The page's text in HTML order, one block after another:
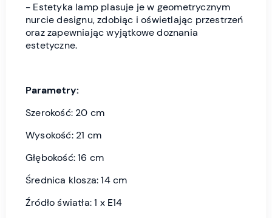
- Estetyka lamp plasuje je w geometrycznym
nurcie designu, zdobiąc i oświetlając przestrzeń
oraz zapewniając wyjątkowe doznania
estetyczne.
Parametry:
Szerokość: 20 cm
Wysokość: 21 cm
Głębokość: 16 cm
Średnica klosza: 14 cm
Źródło światła: 1 x E14